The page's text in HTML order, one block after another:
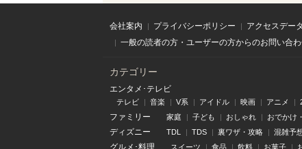
会社案内 プライバシーポリシー アクセスデー
一般の読者の方・ユーザーの方からのお問い合
カテゴリー
エンタメ･テレビ
テレビ 音楽 V系 アイドル 映画 アニメ
ファミリー 家庭 子ども おしゃれ おでかけ
ディズニー TDL TDS 裏ワザ・攻略 混雑予
スイーツ 食品 飲料 お菓子